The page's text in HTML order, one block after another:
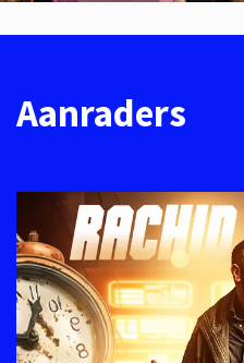
Aanraders